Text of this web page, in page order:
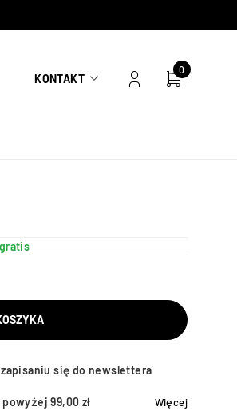
KONTAKT
0
gratis
się do newslettera
99,00 zł Więcej